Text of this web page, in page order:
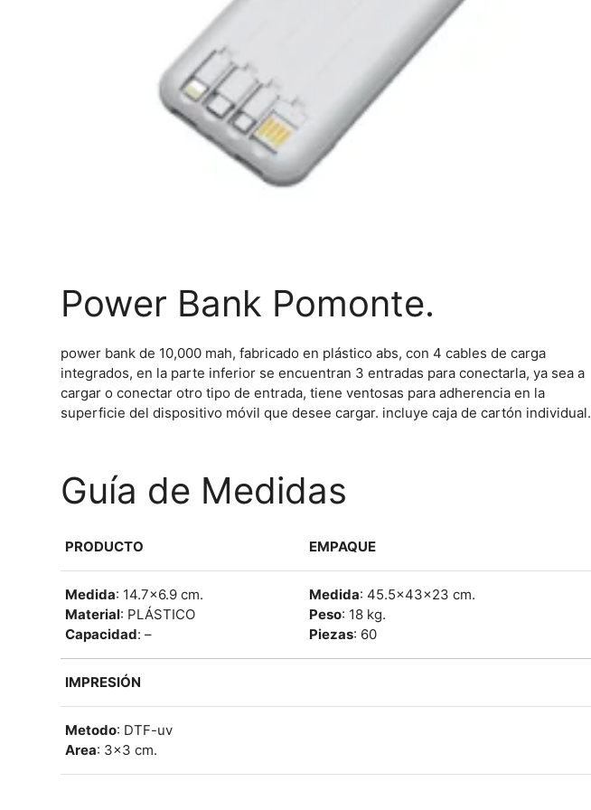
Power Bank Pomonte.
power bank de 10,000 mah, fabricado en plástico abs, con 4 cables de carga
integrados, en la parte inferior se encuentran 3 entradas para conectarla, ya sea a
cargar o conectar otro tipo de entrada, tiene ventosas para adherencia en la
superficie del dispositivo móvil que desee cargar. incluye caja de cartón individual.
Guía de Medidas
PRODUCTO EMPAQUE
Medida: 14.7×6.9 cm.
Material: PLÁSTICO
Capacidad: –
Medida: 45.5x43x23 cm.
Peso: 18 kg.
Piezas: 60
IMPRESIÓN
Metodo: DTF-uv
Area: 3×3 cm.